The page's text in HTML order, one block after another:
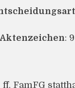
:
ff. FamFG